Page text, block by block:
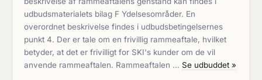
udbudsmaterialets bilag F Ydelsesområder. En
overordnet beskrivelse findes i udbudsbetingelsernes
punkt 4. Der er tale om en frivillig rammeaftale, hvilket
betyder, at det er frivilligt for SKI's kunder om de vil
anvende rammeaftalen. Rammeaftalen … Se udbuddet »